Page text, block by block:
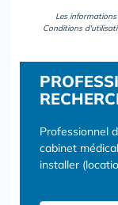
Les
Conditions
Professionnel
cabinet
installer